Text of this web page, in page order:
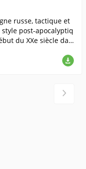
russe, tactique et
post-apocalyptiq
du XXe siècle dan
ressource précieu